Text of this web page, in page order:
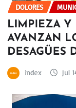
DOLORES
LIMPIEZA Y
AVANZAN
DESAGÜES
index Jul